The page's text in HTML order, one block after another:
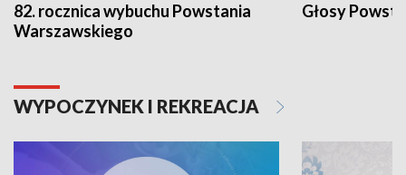
82. rocznica wybuchu Powstania
Warszawskiego
Głosy
WYPOCZYNEK I REKREACJA